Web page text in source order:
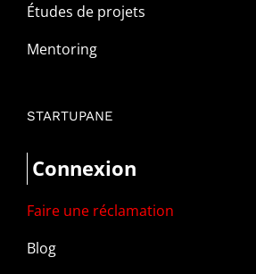
Études de projets
Mentoring
STARTUPANE
Connexion
Faire une réclamation
Blog